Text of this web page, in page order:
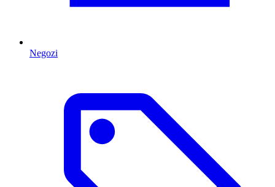
Negozi